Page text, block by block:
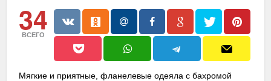
34
ВСЕГО
Мягкие и приятные, фланелевые одеяла с бахромой